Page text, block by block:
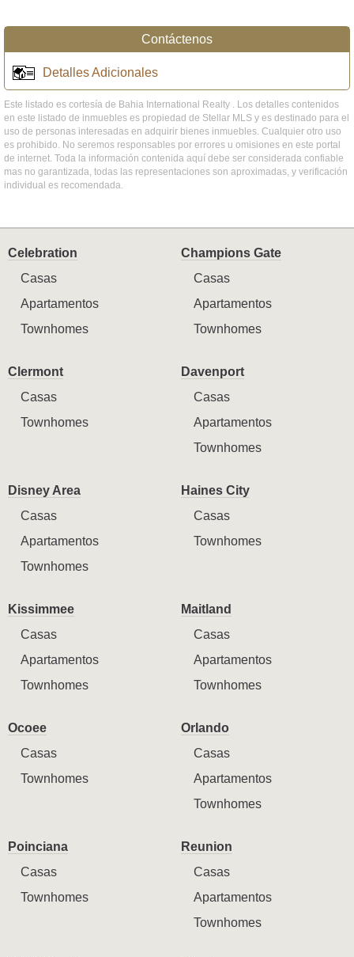
Contáctenos
Detalles Adicionales
Este listado es cortesía de Bahia International Realty . Los detalles contenidos
en este listado de inmuebles es propiedad de Stellar MLS y es destinado para el
uso de personas interesadas en adquirir bienes inmuebles. Cualquier otro uso
es prohibido. No seremos responsables por errores u omisiones en este portal
de internet. Toda la información contenida aquí debe ser considerada confiable
mas no garantizada, todas las representaciones son aproximadas, y verificación
individual es recomendada.
Celebration
Casas
Apartamentos
Townhomes
Champions Gate
Casas
Apartamentos
Townhomes
Clermont
Casas
Townhomes
Davenport
Casas
Apartamentos
Townhomes
Disney Area
Casas
Apartamentos
Townhomes
Haines City
Casas
Townhomes
Kissimmee
Casas
Apartamentos
Townhomes
Maitland
Casas
Apartamentos
Townhomes
Ocoee
Casas
Townhomes
Orlando
Casas
Apartamentos
Townhomes
Poinciana
Casas
Townhomes
Reunion
Casas
Apartamentos
Townhomes